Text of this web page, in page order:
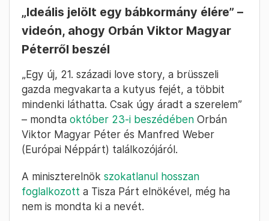
„Ideális jelölt egy bábkormány élére” –
videón, ahogy Orbán Viktor Magyar
Péterről beszél
„Egy új, 21. századi love story, a brüsszeli
gazda megvakarta a kutyus fejét, a többit
mindenki láthatta. Csak úgy áradt a szerelem”
– mondta október 23-i beszédében Orbán
Viktor Magyar Péter és Manfred Weber
(Európai Néppárt) találkozójáról.
A miniszterelnök szokatlanul hosszan
foglalkozott a Tisza Párt elnökével, még ha
nem is mondta ki a nevét.